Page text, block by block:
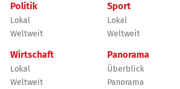
Politik
Lokal
Weltweit
Wirtschaft
Lokal
Weltweit
Sport
Lokal
Weltweit
Panorama
Überblick
Panorama